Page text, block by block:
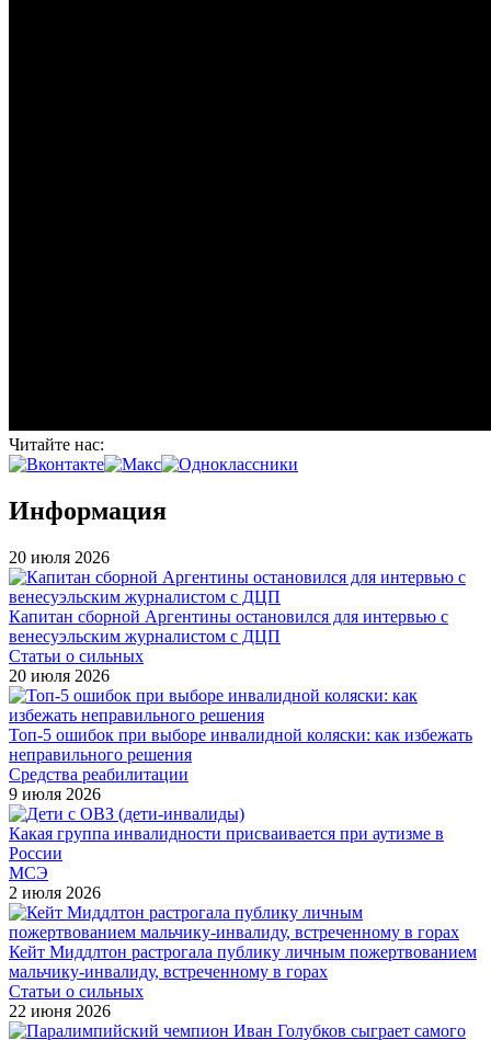
Читайте нас:
Информация
20 июля 2026
Капитан сборной Аргентины остановился для интервью с
венесуэльским журналистом с ДЦП
Статьи о сильных
20 июля 2026
Топ-5 ошибок при выборе инвалидной коляски: как избежать
неправильного решения
Средства реабилитации
9 июля 2026
Какая группа инвалидности присваивается при аутизме в
России
МСЭ
2 июля 2026
Кейт Миддлтон растрогала публику личным пожертвованием
мальчику-инвалиду, встреченному в горах
Статьи о сильных
22 июня 2026